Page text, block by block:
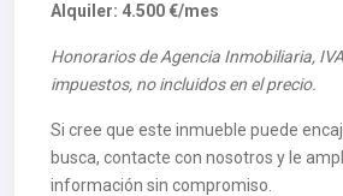
Alquiler: 4.500 €/mes
Honorarios de Agencia Inmobiliaria,
impuestos, no incluidos en el precio.
Si cree que este inmueble puede
busca, contacte con nosotros y le
información sin compromiso.